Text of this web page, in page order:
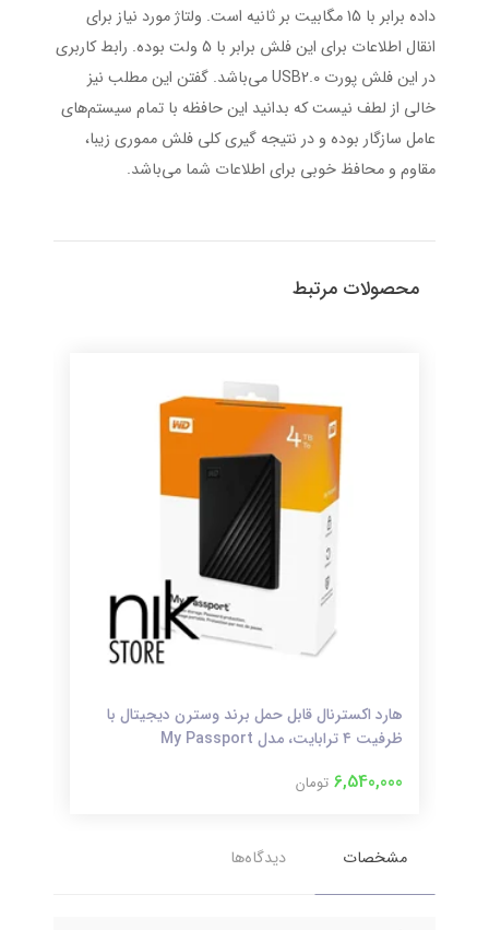
داده برابر با 15 مگابیت بر ثانیه است. ولتاژ مورد نیاز برای
انقال اطلاعات برای این فلش برابر با 5 ولت بوده. رابط کاربری
در این فلش پورت USB2.0 می‌باشد. گفتن این مطلب نیز
خالی از لطف نیست که بدانید این حافظه با تمام سیستم‌های
عامل سازگار بوده و در نتیجه گیری کلی فلش مموری زیبا،
مقاوم و محافظ خوبی برای اطلاعات شما می‌باشد.
محصولات مرتبط
هارد اکسترنال قابل حمل برند وسترن دیجیتال با
ظرفیت ۴ ترابایت، مدل My Passport
6,540,000 تومان
مشخصات دیدگاه‌ها